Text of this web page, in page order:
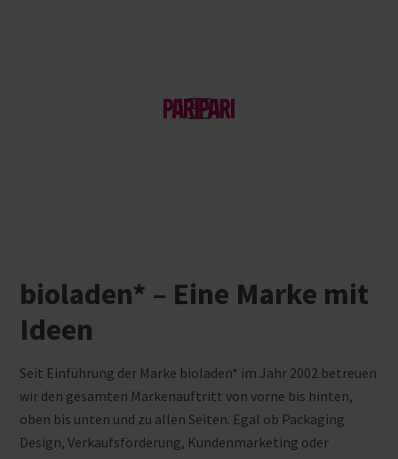
bioladen* – Eine Marke mit
Ideen
Seit Einführung der Marke bioladen* im Jahr 2002 betreuen
wir den gesamten Markenauftritt von vorne bis hinten,
oben bis unten und zu allen Seiten. Egal ob Packaging
Design, Verkaufsförderung, Kundenmarketing oder